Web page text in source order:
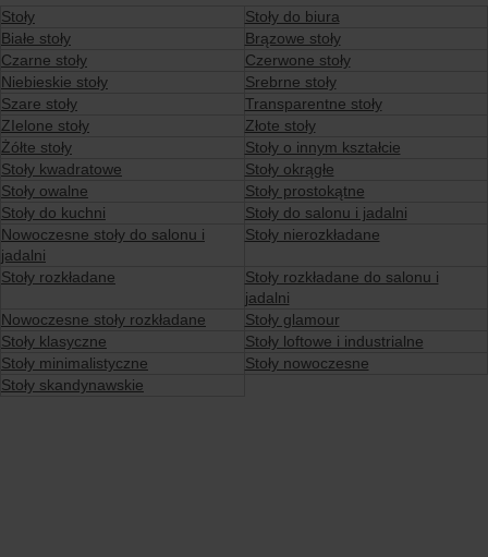
Stoły
Stoły do biura
Białe stoły
Brązowe stoły
Czarne stoły
Czerwone stoły
Niebieskie stoły
Srebrne stoły
Szare stoły
Transparentne stoły
ZIelone stoły
Złote stoły
Żółte stoły
Stoły o innym kształcie
Stoły kwadratowe
Stoły okrągłe
Stoły owalne
Stoły prostokątne
Stoły do kuchni
Stoły do salonu i jadalni
Nowoczesne stoły do salonu i
jadalni
Stoły nierozkładane
Stoły rozkładane
Stoły rozkładane do salonu i
jadalni
Nowoczesne stoły rozkładane
Stoły glamour
Stoły klasyczne
Stoły loftowe i industrialne
Stoły minimalistyczne
Stoły nowoczesne
Stoły skandynawskie